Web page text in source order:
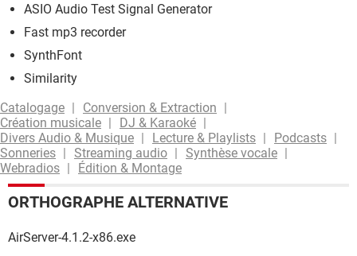
ASIO Audio Test Signal Generator
Fast mp3 recorder
SynthFont
Similarity
Catalogage
Conversion & Extraction
Création musicale
DJ & Karaoké
Divers Audio & Musique
Lecture & Playlists
Podcasts
Sonneries
Streaming audio
Synthèse vocale
Webradios
Édition & Montage
ORTHOGRAPHE ALTERNATIVE
AirServer-4.1.2-x86.exe